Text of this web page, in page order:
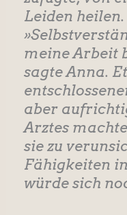
Leiden heilen.
meine Arbeit
sagte Anna.
aber
Arztes
sie zu
Fähigkeiten
würde sich